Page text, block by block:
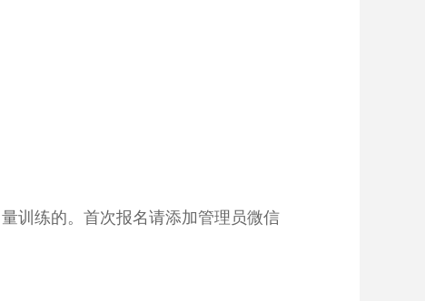
训练的。首次报名请添加管理员微信